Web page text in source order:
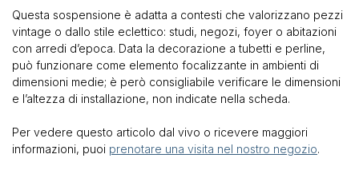
Questa sospensione è adatta a contesti che valorizzano pezzi
vintage o dallo stile eclettico: studi, negozi, foyer o abitazioni
con arredi d’epoca. Data la decorazione a tubetti e perline,
può funzionare come elemento focalizzante in ambienti di
dimensioni medie; è però consigliabile verificare le dimensioni
e l’altezza di installazione, non indicate nella scheda.
Per vedere questo articolo dal vivo o ricevere maggiori
informazioni, puoi prenotare una visita nel nostro negozio.